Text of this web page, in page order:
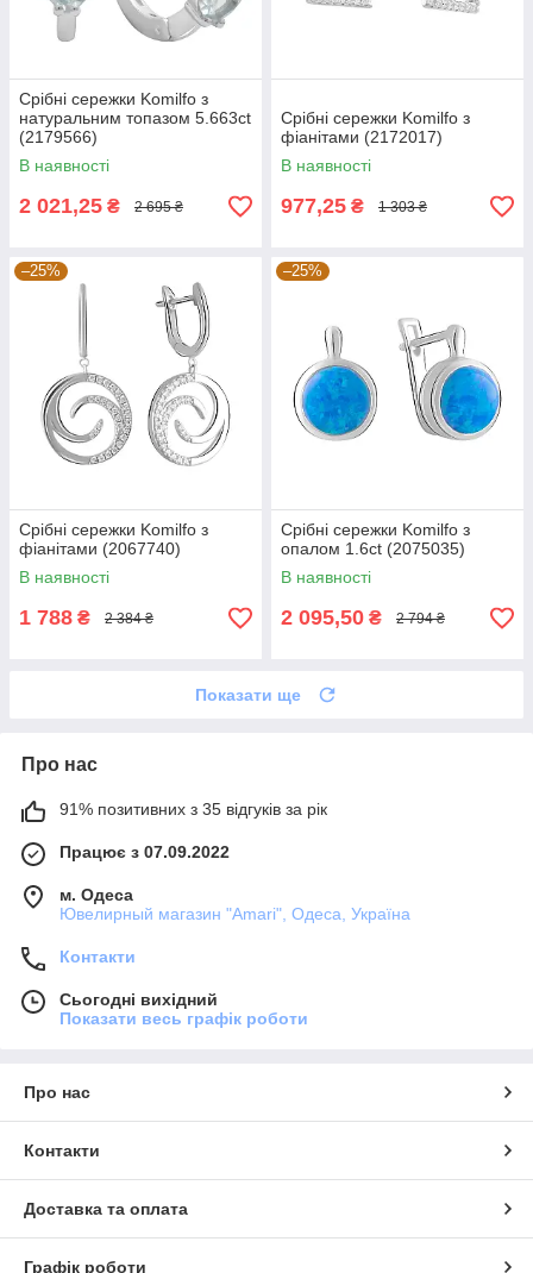
Срібні сережки Komilfo з
натуральним топазом 5.663ct
(2179566)
В наявності
2 021,25 ₴ 2 695 ₴
Срібні сережки Komilfo з
фіанітами (2172017)
В наявності
977,25 ₴ 1 303 ₴
–25%
Срібні сережки Komilfo з
фіанітами (2067740)
В наявності
1 788 ₴ 2 384 ₴
–25%
Срібні сережки Komilfo з
опалом 1.6ct (2075035)
В наявності
2 095,50 ₴ 2 794 ₴
Показати ще
Про нас
91% позитивних з 35 відгуків за рік
Працює з 07.09.2022
м. Одеса
Ювелирный магазин "Amari", Одеса, Україна
Контакти
Сьогодні вихідний
Показати весь графік роботи
Про нас
Контакти
Доставка та оплата
Графік роботи